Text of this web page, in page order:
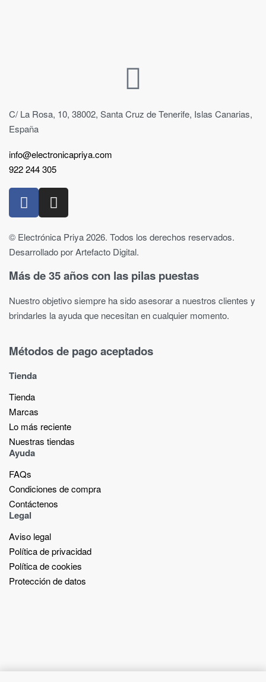
C/ La Rosa, 10, 38002, Santa Cruz de Tenerife, Islas Canarias,
España
info@electronicapriya.com
922 244 305
© Electrónica Priya 2026. Todos los derechos reservados.
Desarrollado por Artefacto Digital.
Más de 35 años con las pilas puestas
Nuestro objetivo siempre ha sido asesorar a nuestros clientes y
brindarles la ayuda que necesitan en cualquier momento.
Métodos de pago aceptados
Tienda
Tienda
Marcas
Lo más reciente​
Nuestras tiendas​
Ayuda
FAQs
Condiciones de compra
Contáctenos
Legal
Aviso legal
Política de privacidad
Política de cookies
Protección de datos